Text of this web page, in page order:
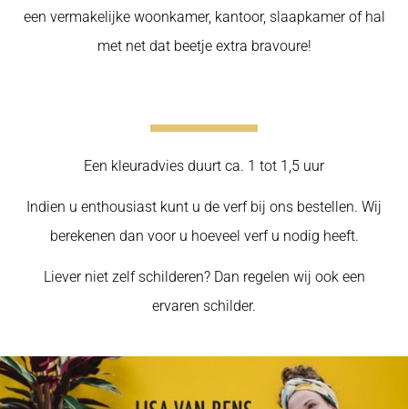
een vermakelijke woonkamer, kantoor, slaapkamer of hal
met net dat beetje extra bravoure!
Een kleuradvies duurt ca. 1 tot 1,5 uur
Indien u enthousiast kunt u de verf bij ons bestellen. Wij
berekenen dan voor u hoeveel verf u nodig heeft.
Liever niet zelf schilderen? Dan regelen wij ook een
ervaren schilder.